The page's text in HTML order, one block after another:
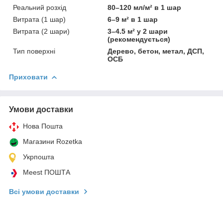
Реальний розхід
80–120 мл/м² в 1 шар
Витрата (1 шар)
6–9 м² в 1 шар
Витрата (2 шари)
3–4.5 м² у 2 шари
(рекомендується)
Тип поверхні
Дерево, бетон, метал, ДСП,
ОСБ
Приховати
Умови доставки
Нова Пошта
Магазини Rozetka
Укрпошта
Meest ПОШТА
Всі умови доставки